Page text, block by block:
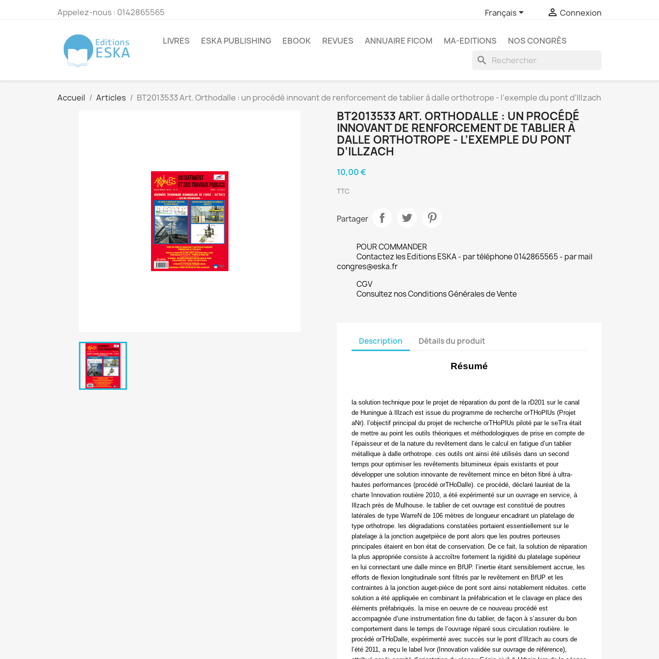
Appelez-nous : 0142865565 Français  Connexion
LIVRES ESKA PUBLISHING EBOOK REVUES ANNUAIRE FICOM MA-EDITIONS NOS CONGRÈS
search
Accueil Articles BT2013533 Art. Orthodalle : un procédé innovant de renforcement de tablier à dalle orthotrope - l’exemple du pont d’Illzach
BT2013533 ART. ORTHODALLE : UN PROCÉDÉ
INNOVANT DE RENFORCEMENT DE TABLIER À
DALLE ORTHOTROPE - L’EXEMPLE DU PONT
D’ILLZACH
10,00 €
TTC
Partager
POUR COMMANDER
Contactez les Editions ESKA - par téléphone 0142865565 - par mail
congres@eska.fr
CGV
Consultez nos Conditions Générales de Vente
Description Détails du produit
Résumé
la solution technique pour le projet de réparation du pont de la rD201 sur le canal
de Huningue à Illzach est issue du programme de recherche orTHoPlUs (Projet
aNr). l’objectif principal du projet de recherche orTHoPlUs piloté par le seTra était
de mettre au point les outils théoriques et méthodologiques de prise en compte de
l’épaisseur et de la nature du revêtement dans le calcul en fatigue d’un tablier
métallique à dalle orthotrope. ces outils ont ainsi été utilisés dans un second
temps pour optimiser les revêtements bitumineux épais existants et pour
développer une solution innovante de revêtement mince en béton fibré à ultra-
hautes performances (procédé orTHoDalle). ce procédé, déclaré lauréat de la
charte Innovation routière 2010, a été expérimenté sur un ouvrage en service, à
Illzach près de Mulhouse. le tablier de cet ouvrage est constitué de poutres
latérales de type WarreN de 106 mètres de longueur encadrant un platelage de
type orthotrope. les dégradations constatées portaient essentiellement sur le
platelage à la jonction augetpièce de pont alors que les poutres porteuses
principales étaient en bon état de conservation. De ce fait, la solution de réparation
la plus appropriée consiste à accroître fortement la rigidité du platelage supérieur
en lui connectant une dalle mince en BfUP. l’inertie étant sensiblement accrue, les
efforts de flexion longitudinale sont filtrés par le revêtement en BfUP et les
contraintes à la jonction auget-pièce de pont sont ainsi notablement réduites. cette
solution a été appliquée en combinant la préfabrication et le clavage en place des
éléments préfabriqués. la mise en oeuvre de ce nouveau procédé est
accompagnée d’une instrumentation fine du tablier, de façon à s’assurer du bon
comportement dans le temps de l’ouvrage réparé sous circulation routière. le
procédé orTHoDalle, expérimenté avec succès sur le pont d’Illzach au cours de
l’été 2011, a reçu le label Ivor (Innovation validée sur ouvrage de référence),